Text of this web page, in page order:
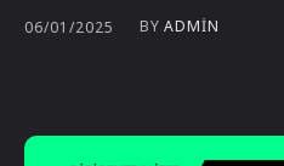
06/01/2025 BY ADMIN